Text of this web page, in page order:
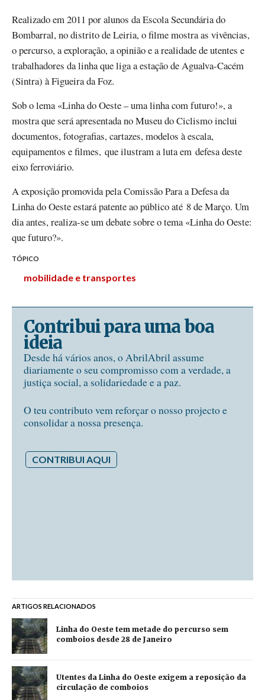
Realizado em 2011 por alunos da Escola Secundária do
Bombarral, no distrito de Leiria, o filme mostra as vivências,
o percurso, a exploração, a opinião e a realidade de utentes e
trabalhadores da linha que liga a estação de Agualva-Cacém
(Sintra) à Figueira da Foz.
Sob o lema «Linha do Oeste – uma linha com futuro!», a
mostra que será apresentada no Museu do Ciclismo inclui
documentos, fotografias, cartazes, modelos à escala,
equipamentos e filmes, que ilustram a luta em defesa deste
eixo ferroviário.
A exposição promovida pela Comissão Para a Defesa da
Linha do Oeste estará patente ao público até 8 de Março. Um
dia antes, realiza-se um debate sobre o tema «Linha do Oeste:
que futuro?».
TÓPICO
mobilidade e transportes
Contribui para uma boa
ideia
Desde há vários anos, o AbrilAbril assume
diariamente o seu compromisso com a verdade, a
justiça social, a solidariedade e a paz.
O teu contributo vem reforçar o nosso projecto e
consolidar a nossa presença.
CONTRIBUI AQUI
ARTIGOS RELACIONADOS
Linha do Oeste tem metade do percurso sem
comboios desde 28 de Janeiro
Utentes da Linha do Oeste exigem a reposição da
circulação de comboios